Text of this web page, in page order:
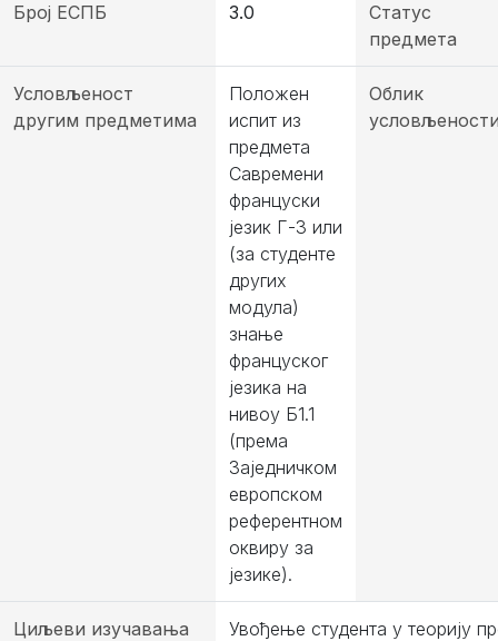
Број ЕСПБ 3.0
Статус
предмета
Условљеност
другим предметима
Положен
испит из
предмета
Савремени
француски
језик Г-3 или
(за студенте
других
модула)
знање
француског
језика на
нивоу Б1.1
(према
Заједничком
европском
референтном
оквиру за
језике).
Облик
Циљеви изучавања
Увођење студента у теорију